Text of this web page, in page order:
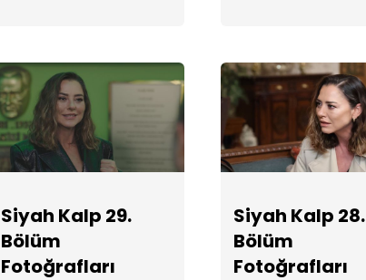
Siyah Kalp 29.
Bölüm
Fotoğrafları
Siyah Kalp 28.
Bölüm
Fotoğrafları